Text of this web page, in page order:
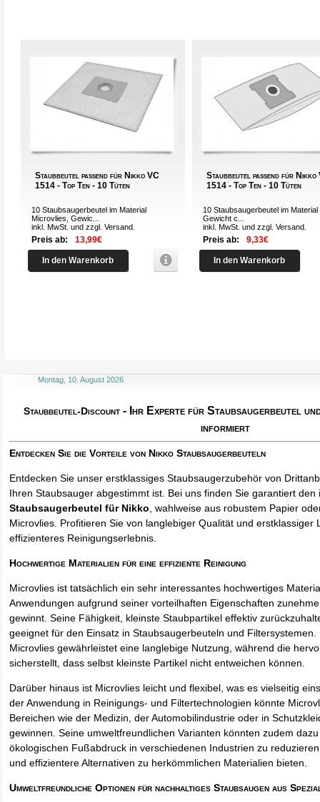
Staubbeutel passend für Nikko VC
1514 - Top Ten - 10 Tüten
10 Staubsaugerbeutel im Material
Microvlies, Gewic...
inkl. MwSt. und zzgl.Versand
Preis ab: 13,99€
In den Warenkorb
Staubbeutel passend für Nikko
1514 - Top Ten - 10 Tüten
10 Staubsaugerbeutel im Material
Gewicht c...
inkl. MwSt. und zzgl.Versand
Preis ab: 9,33€
In den Warenkorb
Montag, 10. August 2026
Staubbeutel-Discount - Ihr Experte für Staubsaugerbeutel
informiert
Entdecken Sie die Vorteile von Nikko Staubsaugerbeuteln
Entdecken Sie unser erstklassiges Staubsaugerzubehör von
Ihren Staubsauger abgestimmt ist. Bei uns finden Sie garantiert den
Staubsaugerbeutel für Nikko, wahlweise aus robustem Papier
Microvlies. Profitieren Sie von langlebiger Qualität und erstklassiger
effizienteres Reinigungserlebnis.
Hochwertige Materialien für eine effiziente Reinigung
Microvlies ist tatsächlich ein sehr interessantes hochwertiges
Anwendungen aufgrund seiner vorteilhaften Eigenschaften
gewinnt. Seine Fähigkeit, kleinste Staubpartikel effektiv
geeignet für den Einsatz in Staubsaugerbeuteln und
Microvlies gewährleistet eine langlebige Nutzung, während die
sicherstellt, dass selbst kleinste Partikel nicht entweichen können.
Darüber hinaus ist Microvlies leicht und flexibel, was es vielseitig
der Anwendung in Reinigungs- und Filtertechnologien könnte
Bereichen wie der Medizin, der Automobilindustrie oder in
gewinnen. Seine umweltfreundlichen Varianten könnten zudem
ökologischen Fußabdruck in verschiedenen Industrien zu
und effizientere Alternativen zu herkömmlichen Materialien bieten.
Umweltfreundliche Optionen für nachhaltiges Staubsaugen aus